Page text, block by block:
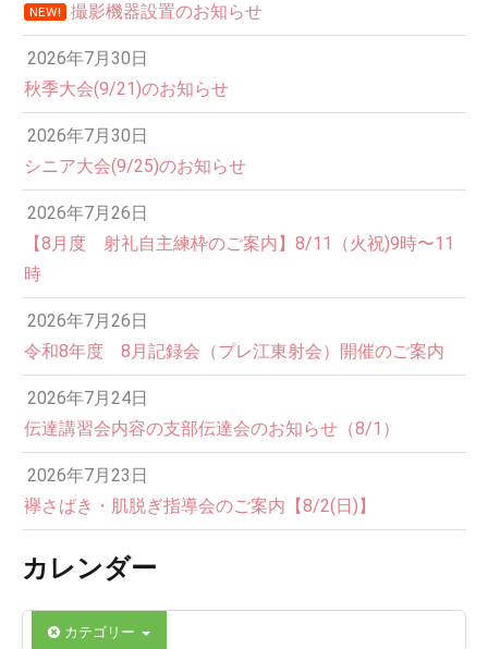
NEW! 撮影機器設置のお知らせ
2026年7月30日
秋季大会(9/21)のお知らせ
2026年7月30日
シニア大会(9/25)のお知らせ
2026年7月26日
【8月度 射礼自主練枠のご案内】8/11（火祝)9時〜11
時
2026年7月26日
令和8年度 8月記録会（プレ江東射会）開催のご案内
2026年7月24日
伝達講習会内容の支部伝達会のお知らせ（8/1）
2026年7月23日
襷さばき・肌脱ぎ指導会のご案内【8/2(日)】
カレンダー
カテゴリー